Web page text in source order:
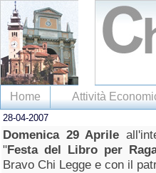
Home Attività
28-04-2007
Domenica 29 Aprile
"Festa del Libro per
Bravo Chi Legge e con il